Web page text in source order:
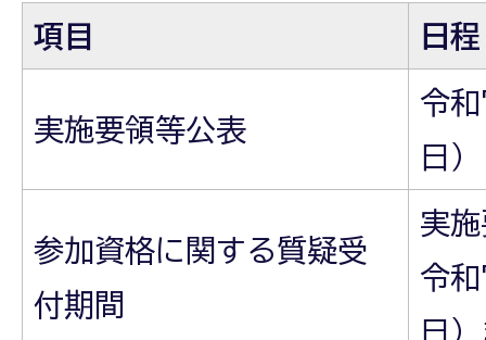
項目 日程
実施要領等公表
令
日）
参加資格に関する質疑受
付期間
実
令
日